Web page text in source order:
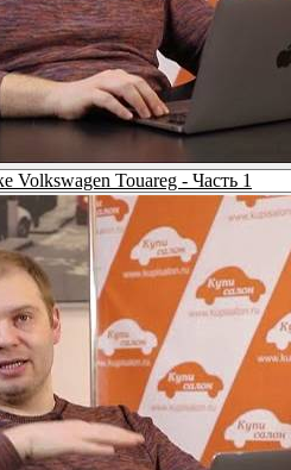
Volkswagen Touareg - Часть 1